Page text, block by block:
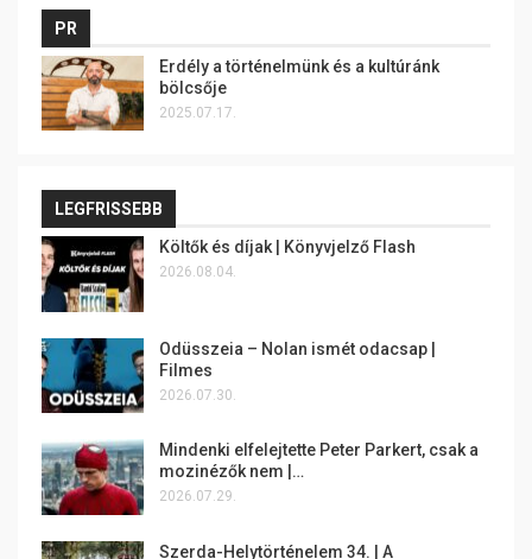
PR
Erdély a történelmünk és a kultúránk
bölcsője
2025.07.17.
LEGFRISSEBB
Költők és díjak | Könyvjelző Flash
2026.08.04.
Odüsszeia – Nolan ismét odacsap |
Filmes
2026.07.30.
Mindenki elfelejtette Peter Parkert, csak a
mozinézők nem |…
2026.07.29.
Szerda-Helytörténelem 34. | A